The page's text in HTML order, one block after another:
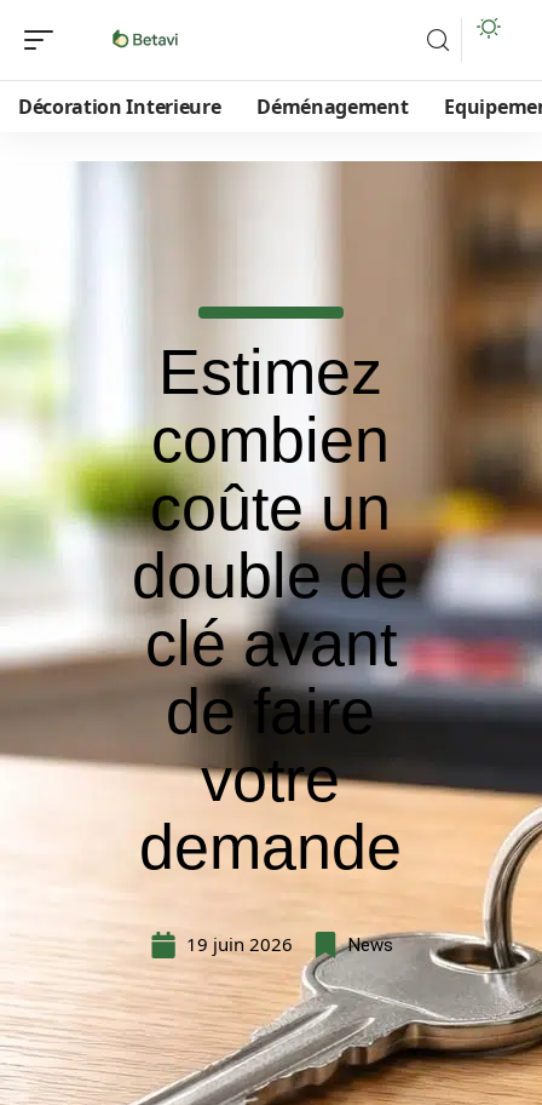
Décoration Interieure Déménagement
Estimez
combien
coûte un
double de
clé avant
de faire
votre
demande
19 juin 2026 News